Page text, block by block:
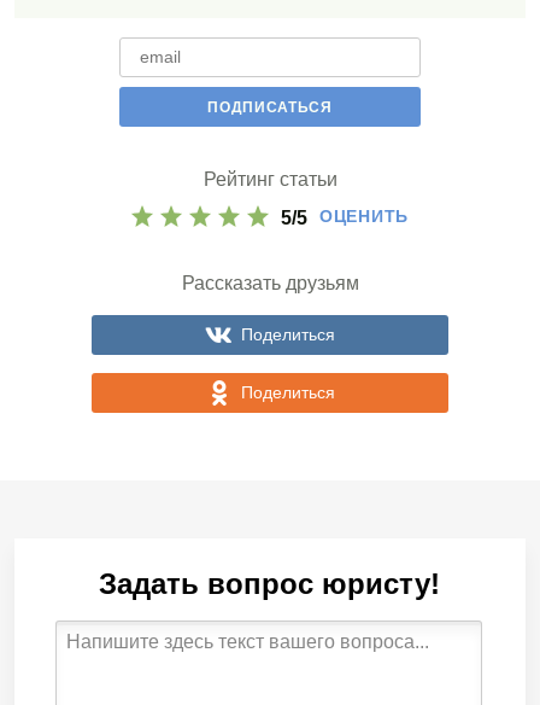
Рейтинг статьи
5/5 ОЦЕНИТЬ
Рассказать друзьям
Поделиться
Поделиться
Задать вопрос юристу!